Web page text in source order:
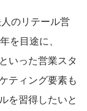
のリテール営
を目途に、
いった営業スタ
ティング要素も
を習得したいと